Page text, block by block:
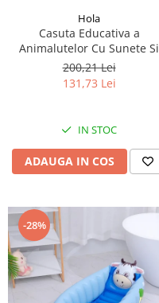
Hola
Casuta Educativa a
Animalutelor Cu Sunete Si
Lumini
200,21 Lei
131,73 Lei
IN STOC
ADAUGA IN COS
-28%